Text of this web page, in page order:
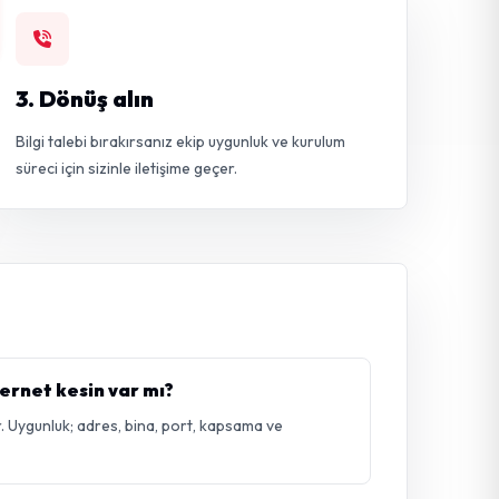
3. Dönüş alın
Bilgi talebi bırakırsanız ekip uygunluk ve kurulum
süreci için sizinle iletişime geçer.
kesin var mı?
adres, bina, port, kapsama ve